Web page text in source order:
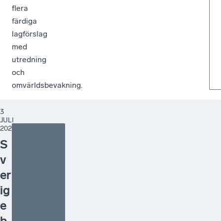
flera
färdiga
lagförslag
med
utredning
och
omvärldsbevakning.
3
JULI
2026
S
v
er
ig
e